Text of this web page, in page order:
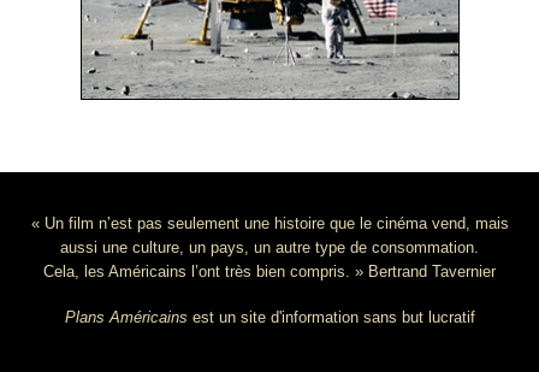
« Un film n’est pas seulement une histoire que le cinéma vend, mais
aussi une culture, un pays, un autre type de consommation.
Cela, les Américains l’ont très bien compris. » Bertrand Tavernier
Plans Américains est un site d'information sans but lucratif